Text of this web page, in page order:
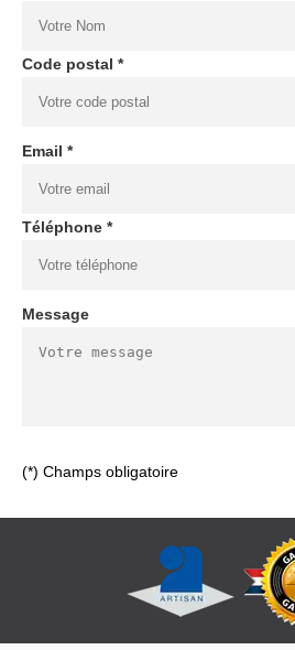
Code postal *
Email *
Téléphone *
Message
(*) Champs obligatoire